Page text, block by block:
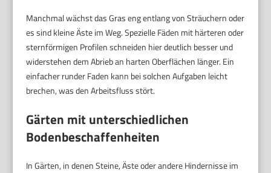
Manchmal wächst das Gras eng entlang von Sträuchern oder
es sind kleine Äste im Weg. Spezielle Fäden mit härteren oder
sternförmigen Profilen schneiden hier deutlich besser und
widerstehen dem Abrieb an harten Oberflächen länger. Ein
einfacher runder Faden kann bei solchen Aufgaben leicht
brechen, was den Arbeitsfluss stört.
Gärten mit unterschiedlichen
Bodenbeschaffenheiten
In Gärten, in denen Steine, Äste oder andere Hindernisse im